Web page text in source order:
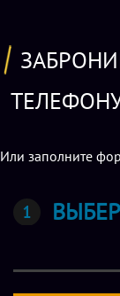
Или заполните